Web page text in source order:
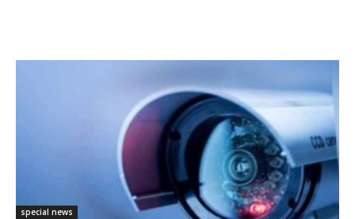
special news